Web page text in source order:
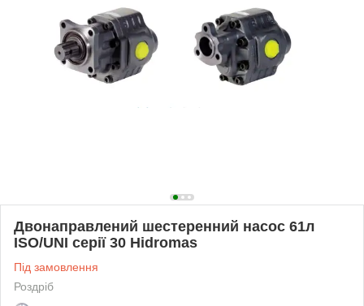
Двонаправлений шестеренний насос 61л
ISO/UNI серії 30 Hidromas
Під замовлення
Роздріб